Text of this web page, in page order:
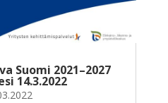
Suomi 2021–2027
14.3.2022